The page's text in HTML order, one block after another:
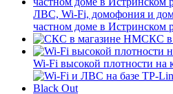
ЛВС, Wi-Fi, домофония и
частном доме в Истринском
СКС в
Wi-Fi высокой плотности на